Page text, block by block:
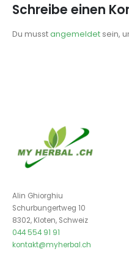
Schreibe einen
Du musstangemeldet sein,
Alin Ghiorghiu
Schurbungertweg 10
8302, Kloten, Schweiz
044 554 91 91
kontakt@myherbal.ch